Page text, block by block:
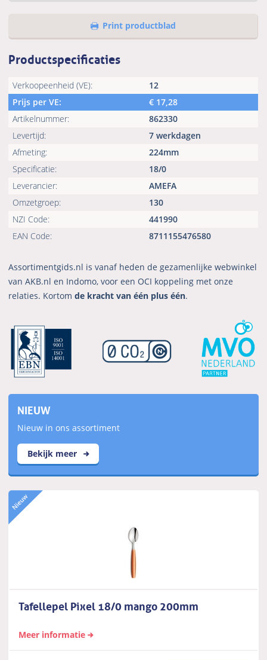
Print productblad
Productspecificaties
Verkoopeenheid (VE):
12
Prijs per VE:
€ 17,28
Artikelnummer:
862330
Levertijd:
7 werkdagen
Afmeting:
224mm
Specificatie:
18/0
Leverancier:
AMEFA
Omzetgroep:
130
NZI Code:
441990
EAN Code:
8711155476580
Assortimentgids.nl is vanaf heden de gezamenlijke webwinkel
van AKB.nl en Indomo, voor een OCI koppeling met onze
relaties. Kortomde kracht van één plus één.
NIEUW
Nieuw in ons assortiment
Bekijk meer
Tafellepel Pixel 18/0 mango 200mm
Meer informatie